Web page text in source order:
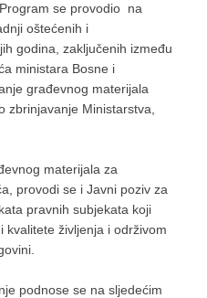
se provodio na
oštećenih i
godina, zaključenih između
ministara Bosne i
građevnog materijala
zbrinjavanje Ministarstva,
materijala za
provodi se i Javni poziv za
pravnih subjekata koji
kvalitete življenja i održivom
podnose se na sljedećim